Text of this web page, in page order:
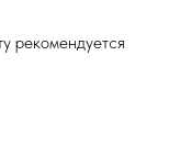
рекомендуется